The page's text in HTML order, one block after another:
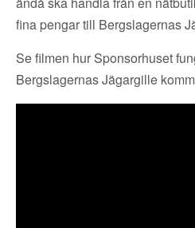
fina pengar till Bergslagernas
Se filmen hur Sponsorhuset
Bergslagernas Jägargille